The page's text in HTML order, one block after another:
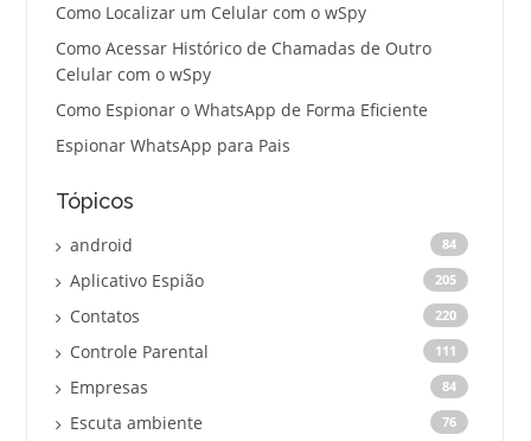
Como Localizar um Celular com o wSpy
Como Acessar Histórico de Chamadas de Outro
Celular com o wSpy
Como Espionar o WhatsApp de Forma Eficiente
Espionar WhatsApp para Pais
Tópicos
android 84
Aplicativo Espião 205
Contatos 220
Controle Parental 111
Empresas 84
Escuta ambiente 76